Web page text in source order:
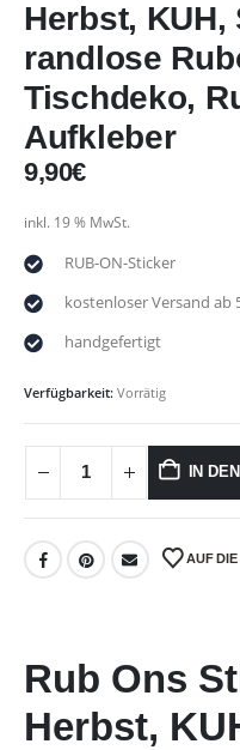
Herbst, KUH,
randlose
Tischdeko,
Aufkleber
9,90€
inkl. 19 % MwSt.
RUB-ON-Sticker
kostenloser Versand ab
handgefertigt
Verfügbarkeit: Vorrätig
IN
AUF DIE
Rub Ons
Herbst,